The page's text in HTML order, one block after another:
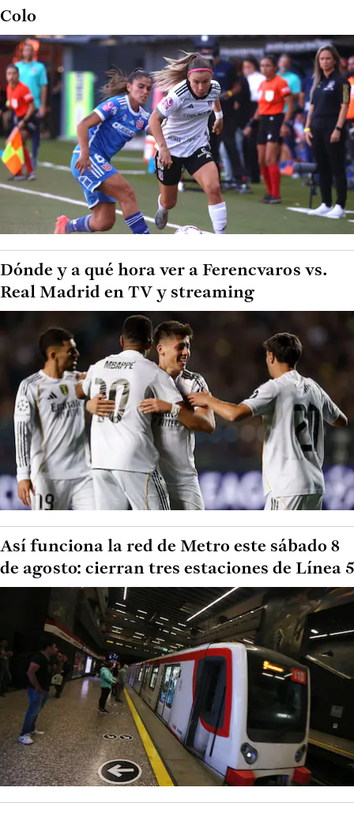
Colo
Dónde y a qué hora ver a Ferencvaros vs.
Real Madrid en TV y streaming
Así funciona la red de Metro este sábado 8
de agosto: cierran tres estaciones de Línea 5